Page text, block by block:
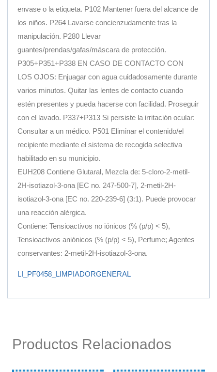
envase o la etiqueta. P102 Mantener fuera del alcance de
los niños. P264 Lavarse concienzudamente tras la
manipulación. P280 Llevar
guantes/prendas/gafas/máscara de protección.
P305+P351+P338 EN CASO DE CONTACTO CON
LOS OJOS: Enjuagar con agua cuidadosamente durante
varios minutos. Quitar las lentes de contacto cuando
estén presentes y pueda hacerse con facilidad. Proseguir
con el lavado. P337+P313 Si persiste la irritación ocular:
Consultar a un médico. P501 Eliminar el contenido/el
recipiente mediante el sistema de recogida selectiva
habilitado en su municipio.
EUH208 Contiene Glutaral, Mezcla de: 5-cloro-2-metil-
2H-isotiazol-3-ona [EC no. 247-500-7], 2-metil-2H-
isotiazol-3-ona [EC no. 220-239-6] (3:1). Puede provocar
una reacción alérgica.
Contiene: Tensioactivos no iónicos (% (p/p) < 5),
Tensioactivos aniónicos (% (p/p) < 5), Perfume; Agentes
conservantes: 2-metil-2H-isotiazol-3-ona.
LI_PF0458_LIMPIADORGENERAL
Productos Relacionados